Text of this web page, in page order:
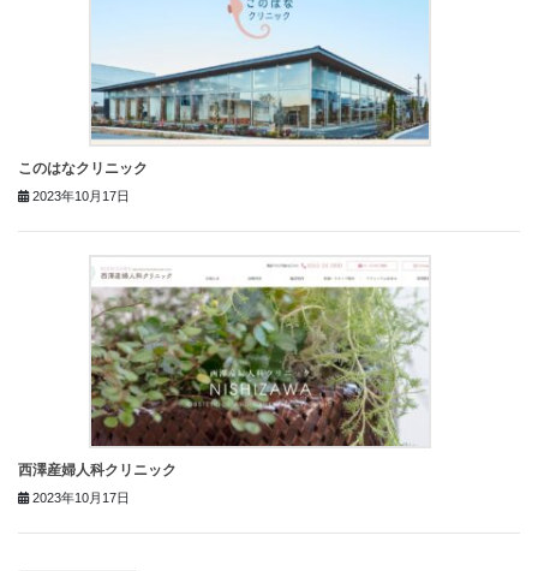
このはなクリニック
2023年10月17日
西澤産婦人科クリニック
2023年10月17日